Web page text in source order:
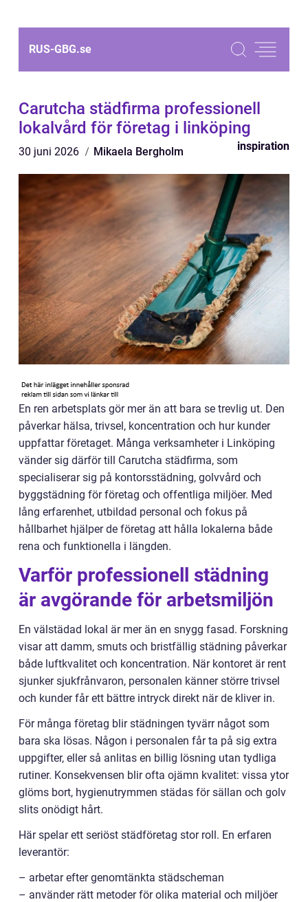
RUS-GBG.se
Carutcha städfirma professionell
lokalvård för företag i linköping
30 juni 2026 Mikaela Bergholm inspiration
En ren arbetsplats gör mer än att bara se trevlig ut. Den
påverkar hälsa, trivsel, koncentration och hur kunder
uppfattar företaget. Många verksamheter i Linköping
vänder sig därför till Carutcha städfirma, som
specialiserar sig på kontorsstädning, golvvård och
byggstädning för företag och offentliga miljöer. Med
lång erfarenhet, utbildad personal och fokus på
hållbarhet hjälper de företag att hålla lokalerna både
rena och funktionella i längden.
Varför professionell städning
är avgörande för arbetsmiljön
En välstädad lokal är mer än en snygg fasad. Forskning
visar att damm, smuts och bristfällig städning påverkar
både luftkvalitet och koncentration. När kontoret är rent
sjunker sjukfrånvaron, personalen känner större trivsel
och kunder får ett bättre intryck direkt när de kliver in.
För många företag blir städningen tyvärr något som
bara ska lösas. Någon i personalen får ta på sig extra
uppgifter, eller så anlitas en billig lösning utan tydliga
rutiner. Konsekvensen blir ofta ojämn kvalitet: vissa ytor
glöms bort, hygienutrymmen städas för sällan och golv
slits onödigt hårt.
Här spelar ett seriöst städföretag stor roll. En erfaren
leverantör:
– arbetar efter genomtänkta städscheman
– använder rätt metoder för olika material och miljöer